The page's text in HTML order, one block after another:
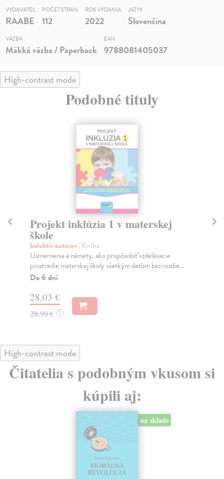
VYDAVATEĽ
RAABE
POČET STRÁN
112
ROK VYDANIA
2022
JAZYK
Slovenčina
VÄZBA
Mäkká väzba / Paperback
EAN
9788081405037
High-contrast mode
Podobné tituly
Projekt inklúzia 1 v materskej
škole
kolektív autorov| Kniha
Usmernenia a námety, ako prispôsobiť vzdelávacie
prostredie materskej školy všetkým deťom bez rozdie...
Do 6 dní
28,03 €
28,90 € ?
High-contrast mode
Čitatelia s podobným vkusom si
kúpili aj: